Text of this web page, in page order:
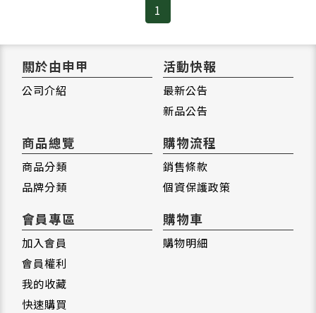
1
關於由申甲
公司介紹
活動快報
最新公告
新品公告
商品總覽
商品分類
品牌分類
購物流程
銷售條款
個資保護政策
會員專區
加入會員
會員權利
我的收藏
快速購買
購物車
購物明細